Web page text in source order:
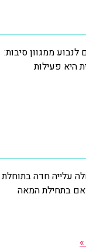
לנבוע ממגוון סיבות:
היא פעילות
עלייה חדה בתוחלת
אם בתחילת המאה